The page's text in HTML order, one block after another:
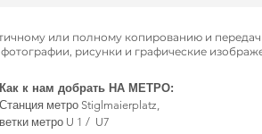
или полному копированию и
фотографии, рисунки и графические
Как к нам добрать НА МЕТРО:
Станция метро Stiglmaierplatz,
ветки метро U 1 / U7